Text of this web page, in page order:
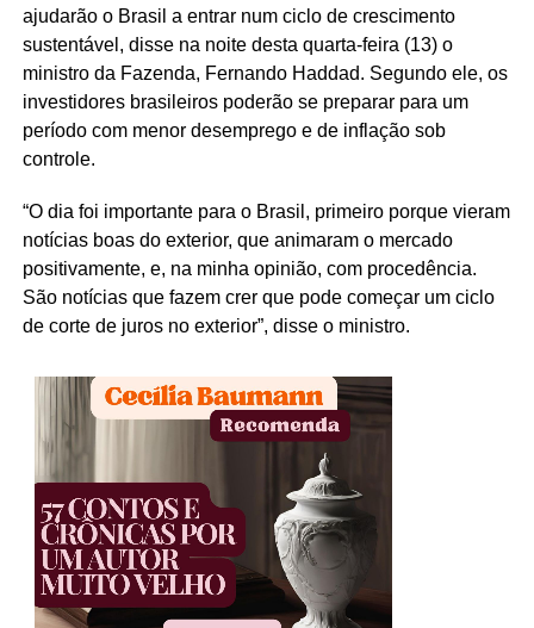
ajudarão o Brasil a entrar num ciclo de crescimento
sustentável, disse na noite desta quarta-feira (13) o
ministro da Fazenda, Fernando Haddad. Segundo ele, os
investidores brasileiros poderão se preparar para um
período com menor desemprego e de inflação sob
controle.
“O dia foi importante para o Brasil, primeiro porque vieram
notícias boas do exterior, que animaram o mercado
positivamente, e, na minha opinião, com procedência.
São notícias que fazem crer que pode começar um ciclo
de corte de juros no exterior”, disse o ministro.